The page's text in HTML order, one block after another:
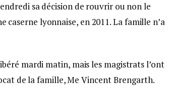
sa décision de rouvrir ou non le
lyonnaise, en 2011. La famille n’a
mardi matin, mais les magistrats l’ont
de la famille, Me Vincent Brengarth.